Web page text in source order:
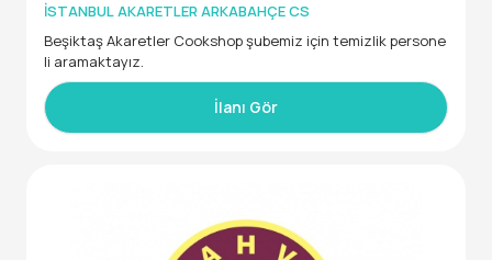
İSTANBUL AKARETLER ARKABAHÇE CS
Beşiktaş Akaretler Cookshop şubemiz için temizlik persone
li aramaktayız.
İlanı Gör